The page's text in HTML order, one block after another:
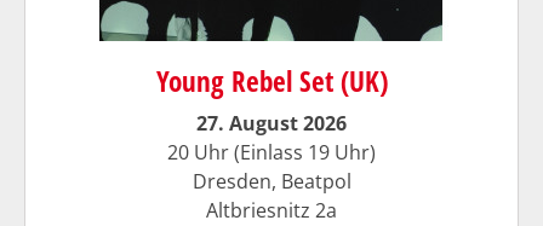
Young Rebel Set (UK)
27. August 2026
20 Uhr (Einlass 19 Uhr)
Dresden, Beatpol
Altbriesnitz 2a